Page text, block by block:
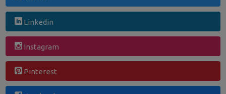
Linkedin
Instagram
Pinterest